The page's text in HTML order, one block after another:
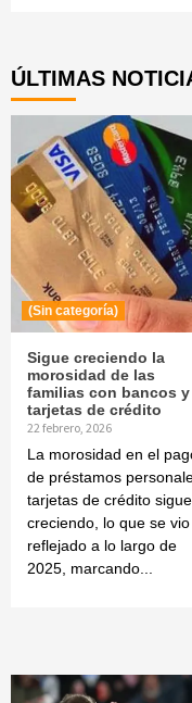
ÚLTIMAS
(Sin categoría)
Sigue creciendo la
morosidad de las
familias con bancos y
tarjetas de crédito
22 febrero, 2026
La morosidad en el
de préstamos
tarjetas de crédito sigue
creciendo, lo que se vio
reflejado a lo largo de
2025, marcando...